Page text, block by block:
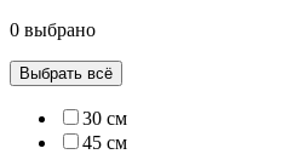
0 выбрано
Выбрать всё
30 см
45 см